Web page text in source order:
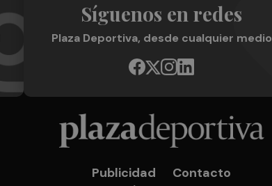
Síguenos en redes
Plaza Deportiva, desde cualquier medio
Publicidad Contacto